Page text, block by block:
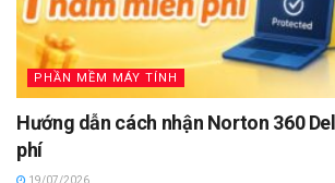
PHẦN MỀM MÁY TÍNH
Hướng dẫn cách nhận Norton 360
phí
19/07/2026